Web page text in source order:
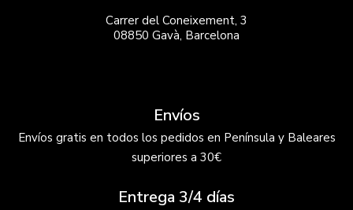
Carrer del Coneixement, 3
08850 Gavà, Barcelona
Envíos
Envíos gratis en todos los pedidos en Península y Baleares
superiores a 30€
Entrega 3/4 días